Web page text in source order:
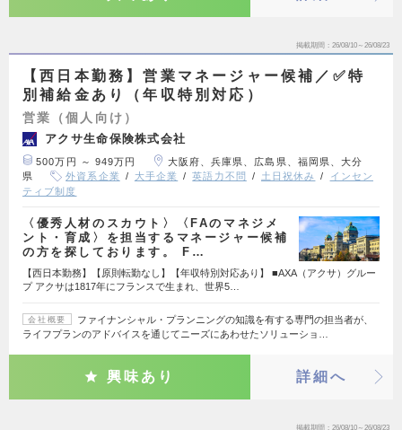
掲載期間 26/08/10～26/08/23
【西日本勤務】営業マネージャー候補／✅特
別補給金あり（年収特別対応）
営業（個人向け）
アクサ生命保険株式会社
500万円 ～ 949万円
大阪府、兵庫県、広島県、福岡県、大分
県
外資系企業 大手企業 英語力不問 土日祝休み
インセン
ティブ制度
〈優秀人材のスカウト〉〈FAのマネジメ
ント・育成〉を担当するマネージャー候補
の方を探しております。 F…
【西日本勤務】【原則転勤なし】【年収特別対応あり】 ■AXA（アクサ）グルー
プ アクサは1817年にフランスで生まれ、世界5…
会社概要
ファイナンシャル・プランニングの知識を有する専門の担当者が、
ライフプランのアドバイスを通じてニーズにあわせたソリューショ…
興味あり 詳細へ
掲載期間 26/08/10～26/08/23